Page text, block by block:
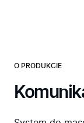
O PRODUKCIE